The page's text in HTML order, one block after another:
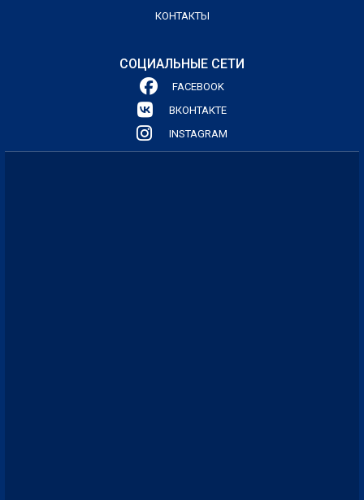
КОНТАКТЫ
СОЦИАЛЬНЫЕ СЕТИ
FACEBOOK
ВКОНТАКТЕ
INSTAGRAM